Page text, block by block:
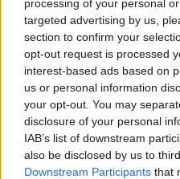
processing of your personal
targeted advertising by us,
section to confirm your
opt-out request is processed
interest-based ads based on
us or personal information
your opt-out. You may
disclosure of your personal
IAB’s list of downstream
also be disclosed by us to
Downstream Participants that
Power Stage-en is szerzett
növelte az előnyét francia